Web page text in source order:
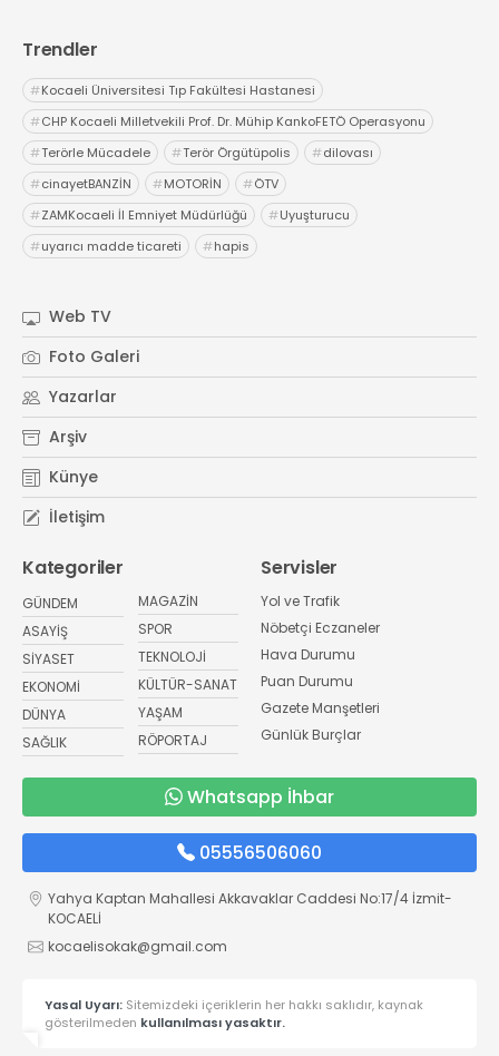
Trendler
#Kocaeli Üniversitesi Tıp Fakültesi Hastanesi
#CHP Kocaeli Milletvekili Prof. Dr. Mühip KankoFETÖ Operasyonu
#Terörle Mücadele #Terör Örgütüpolis #dilovası
#cinayetBANZİN #MOTORİN #ÖTV
#ZAMKocaeli İl Emniyet Müdürlüğü #Uyuşturucu
#uyarıcı madde ticareti #hapis
Web TV
Foto Galeri
Yazarlar
Arşiv
Künye
İletişim
Kategoriler
GÜNDEM
ASAYİŞ
SİYASET
EKONOMİ
DÜNYA
SAĞLIK
MAGAZİN
SPOR
TEKNOLOJİ
KÜLTÜR-SANAT
YAŞAM
RÖPORTAJ
Servisler
Yol ve Trafik
Nöbetçi Eczaneler
Hava Durumu
Puan Durumu
Gazete Manşetleri
Günlük Burçlar
Whatsapp İhbar
05556506060
Yahya Kaptan Mahallesi Akkavaklar Caddesi No:17/4 İzmit-
KOCAELİ
kocaelisokak@gmail.com
Yasal Uyarı: Sitemizdeki içeriklerin her hakkı saklıdır, kaynak
gösterilmeden kullanılması yasaktır.